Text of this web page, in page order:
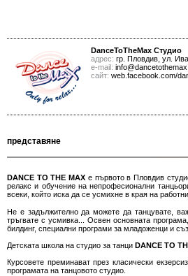
DanceToTheMax Студио
адрес: гр. Пловдив, ул.
е-mail:
сайт: web.facebook.com/
представяне
DANCE TO THE MAX е първото в Пловдив
релакс и обучение на непрофесионални
всеки, който иска да се усмихне в края на
Не е задължително да можете да танцувате,
тръгвате с усмивка... Освен основната
билдинг, специални програми за младоженци и
Детската школа на студио за танци DANCE TO
Курсовете преминават през класически
програмата на танцовото студио.